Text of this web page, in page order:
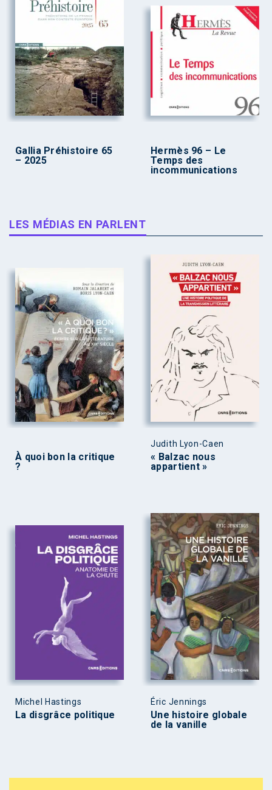
Gallia Préhistoire 65
– 2025
Hermès 96 – Le
Temps des
incommunications
LES MÉDIAS EN PARLENT
À quoi bon la critique
?
Judith Lyon-Caen
« Balzac nous
appartient »
Michel Hastings
La disgrâce politique
Éric Jennings
Une histoire globale
de la vanille